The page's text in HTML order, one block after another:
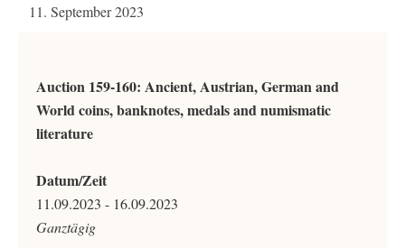
11. September 2023
Auction 159-160: Ancient, Austrian, German and
World coins, banknotes, medals and numismatic
literature
Datum/Zeit
11.09.2023 - 16.09.2023
Ganztägig